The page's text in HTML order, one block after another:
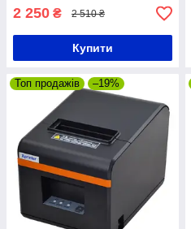
2 250 ₴ 2 510 ₴
Купити
Топ продажів –19%